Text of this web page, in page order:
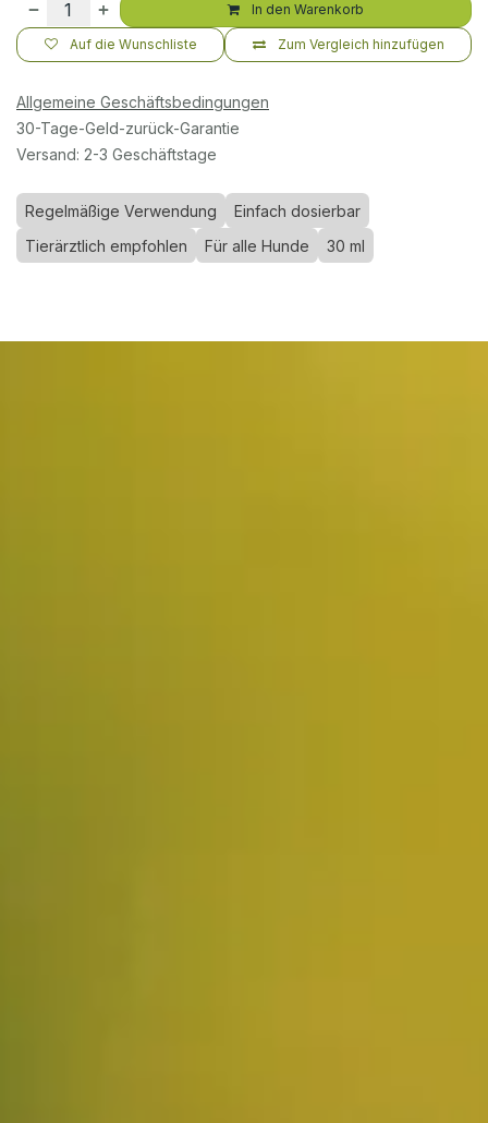
In den Warenkorb
Zum Vergleich hinzufügen
Auf die Wunschliste
Allgemeine Geschäftsbedingungen
30-Tage-Geld-zurück-Garantie
Versand: 2-3 Geschäftstage
Regelmäßige Verwendung
Einfach dosierbar
Tierärztlich empfohlen
Für alle Hunde 30 ml